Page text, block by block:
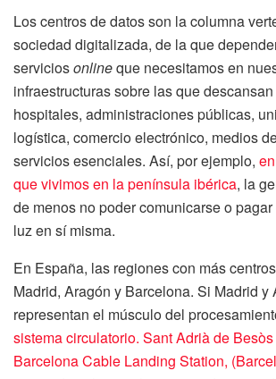
Los centros de datos son la columna
sociedad digitalizada, de la que
serviciosonlineque necesitamos en
infraestructuras sobre las que
hospitales, administraciones públicas,
logística, comercio electrónico, medios
servicios esenciales. Así, por ejemplo,
que vivimos en la península ibérica, la
de menos no poder comunicarse o
luz en sí misma.
En España, las regiones con más
Madrid, Aragón y Barcelona. Si Madrid y
representan el músculo del
sistema circulatorio. Sant Adrià de Besòs
Barcelona Cable Landing Station,